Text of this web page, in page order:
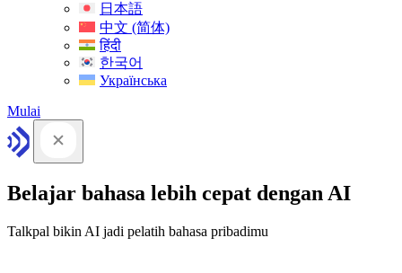
日本語
中文 (简体)
हिंदी
한국어
Українська
Mulai
Belajar bahasa lebih cepat dengan AI
Talkpal bikin AI jadi pelatih bahasa pribadimu